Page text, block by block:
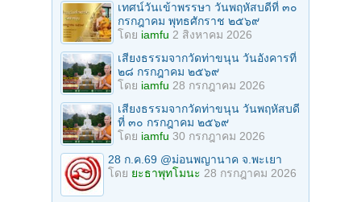
เทศน์วันเข้าพรรษา วันพฤหัสบดีที่ ๓๐
กรกฎาคม พุทธศักราช ๒๕๖๙
โดย iamfu 2 สิงหาคม 2026
เสียงธรรมจากวัดท่าขนุน วันอังคารที่
๒๘ กรกฎาคม ๒๕๖๙
โดย iamfu 28 กรกฎาคม 2026
เสียงธรรมจากวัดท่าขนุน วันพฤหัสบดี
ที่ ๓๐ กรกฎาคม ๒๕๖๙
โดย iamfu 30 กรกฎาคม 2026
28 ก.ค.69 @ม่อนพญานาค จ.พะเยา
โดย ยะธาพุทโมนะ 28 กรกฎาคม 2026